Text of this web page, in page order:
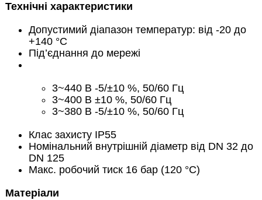
Технічні характеристики
Допустимий діапазон температур: від -20 до
+140 °C
Під’єднання до мережі
3~440 В -5/±10 %, 50/60 Гц
3~400 В ±10 %, 50/60 Гц
3~380 В -5/±10 %, 50/60 Гц
Клас захисту IP55
Номінальний внутрішній діаметр від DN 32 до
DN 125
Макс. робочий тиск 16 бар (120 °C)
Матеріали